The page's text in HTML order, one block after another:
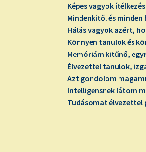
Képes vagyok
Mindenkitől és
Hálás vagyok azért,
Könnyen tanulok és
Memóriám kitűnő,
Élvezettel tanulok,
Azt gondolom
Intelligensnek látom
Tudásomat élvezettel